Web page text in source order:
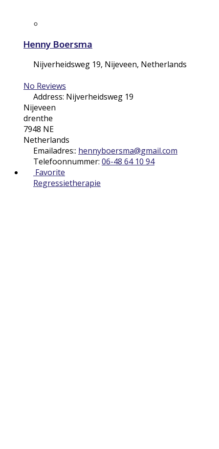
Henny Boersma
Nijverheidsweg 19, Nijeveen, Netherlands
No Reviews
Address: Nijverheidsweg 19
Nijeveen
drenthe
7948 NE
Netherlands
Emailadres:: hennyboersma@gmail.com
Telefoonnummer: 06-48 64 10 94
Favorite
Regressietherapie